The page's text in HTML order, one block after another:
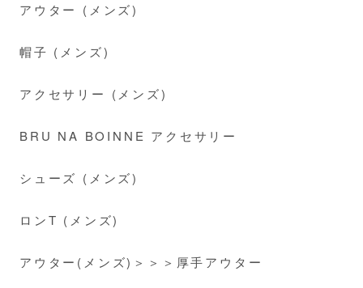
アウター (メンズ)
帽子 (メンズ)
アクセサリー (メンズ)
BRU NA BOINNE アクセサリー
シューズ (メンズ)
ロンT (メンズ)
アウター(メンズ)＞＞＞厚手アウター